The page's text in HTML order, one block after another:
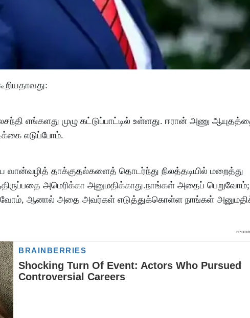
எங்களது முழு கட்டுப்பாட்டில் உள்ளது. ஈரான் அணு
எடுப்போம்.
வான்வழித் தாக்குதல்களைத் தொடர்ந்து நிலத்தடியில் மறைத்து
அமெரிக்கா அனுமதிக்காது.நாங்கள் அதைப்
ஆனால் அதை அவர்கள் எடுத்துக்கொள்ள நாங்கள்